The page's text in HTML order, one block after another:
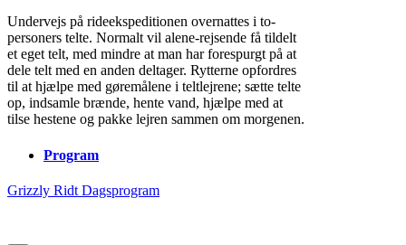
Undervejs på rideekspeditionen overnattes i to-
personers telte. Normalt vil alene-rejsende få tildelt
et eget telt, med mindre at man har forespurgt på at
dele telt med en anden deltager. Rytterne opfordres
til at hjælpe med gøremålene i teltlejrene; sætte telte
op, indsamle brænde, hente vand, hjælpe med at
tilse hestene og pakke lejren sammen om morgenen.
Program
Grizzly Ridt Dagsprogram